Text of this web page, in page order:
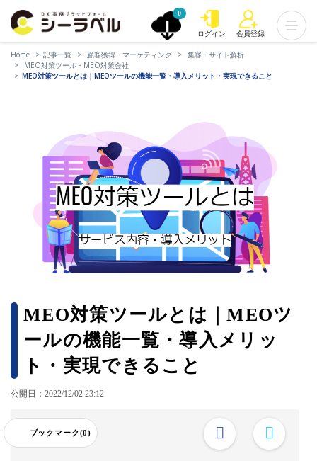
0
ログイン 会員登録
Home 記事一覧 顧客獲得・マーケティング
集客・サイト解析
MEO対策ツール・MEO対策会社
MEO対策ツールとは｜MEOツールの機能一覧・導入メリット・実現できること
MEO対策ツールとは｜MEOツ
ールの機能一覧・導入メリッ
ト・実現できること
公開日：2022/12/02 23:12
ブックマーク(0)